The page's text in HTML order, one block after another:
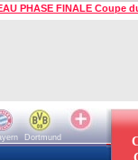
PHASE FINALE Coupe
Dortmund